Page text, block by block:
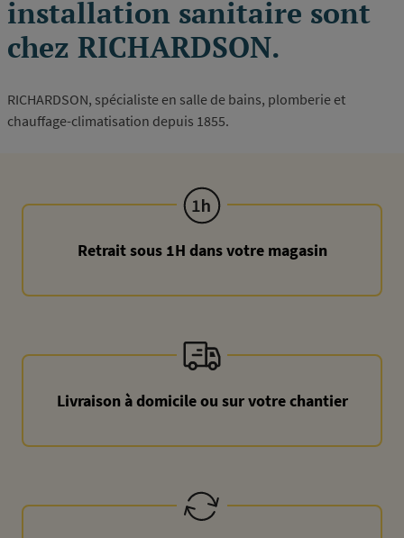
installation sanitaire sont
chez RICHARDSON.
RICHARDSON, spécialiste en salle de bains, plomberie et
chauffage-climatisation depuis 1855.
Retrait sous 1H dans votre magasin
Livraison à domicile ou sur votre chantier